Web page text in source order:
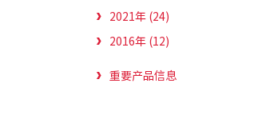
2021年 (24)
2016年 (12)
重要产品信息